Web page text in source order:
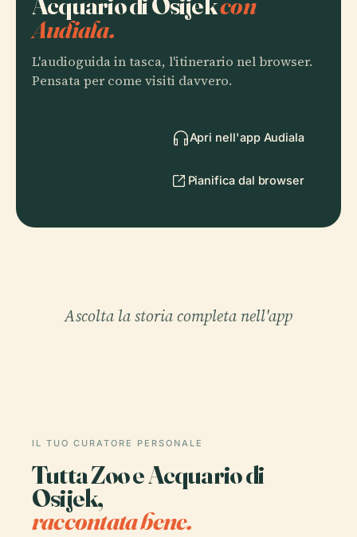
Audiala.
L'audioguida in tasca, l'itinerario nel browser.
Pensata per come visiti davvero.
Apri nell'app Audiala
Pianifica dal browser
Ascolta la storia completa nell'app
IL TUO CURATORE PERSONALE
Tutta Zoo e Acquario di
Osijek,
raccontata bene.